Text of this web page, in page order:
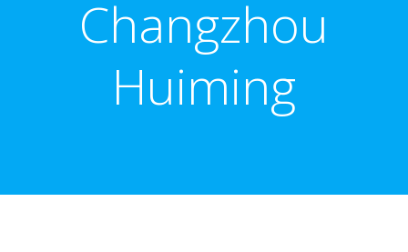
Changzhou
Huiming